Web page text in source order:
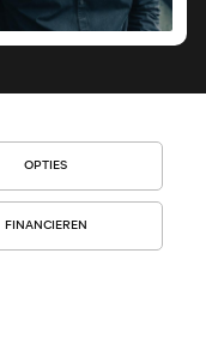
OPTIES
FINANCIEREN